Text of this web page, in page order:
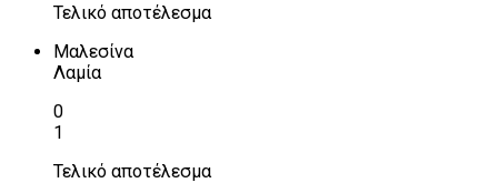
Τελικό αποτέλεσμα
Μαλεσίνα
Λαμία
0
1
Τελικό αποτέλεσμα